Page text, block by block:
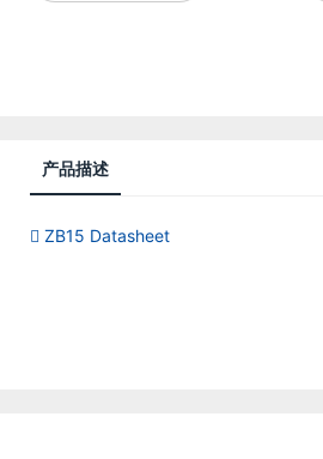
产品描述
ZB15 Datasheet